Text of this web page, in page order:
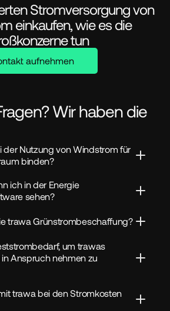
Stromversorgung von
einkaufen, wie es die
tun
aufnehmen
Wir haben die
der Nutzung von Windstrom für
binden?
ich in der Energie
sehen?
trawa Grünstrombeschaffung?
um trawas
Anspruch nehmen zu
trawa bei den Stromkosten